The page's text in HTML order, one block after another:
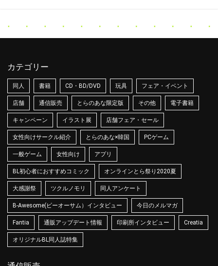
カテゴリー
同人 書籍 CD・BD/DVD 玩具 フェア・イベント
店舗 通信販売 とらのあな限定版 その他 電子書籍
キャンペーン イラスト展 店舗フェア・セール
女性向けサークル紹介 とらのあな×韓国 PCゲーム
一般ゲーム 女性向け アプリ
BL初心者におすすめコミック オンラインとら祭り2020夏
大感謝祭 ツクルノモリ 同人アンケート
B-Awesome(ビーオーサム）インタビュー 今日のメルマガ
Fantia 通販アップデート情報 印刷所インタビュー Creatia
オリジナルBL同人誌特集